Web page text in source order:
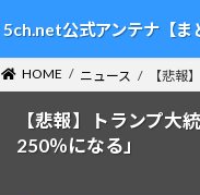
ン
テ
ン
ツ
ビ
ゲ
ー
シ
5ch.net公式アンテナ【ま
HOME ニュース 【悲報
【悲報】トランプ大
250％になる」